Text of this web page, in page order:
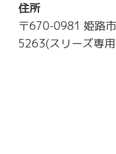
住所
〒670-0981 姫路
5263(スリーズ専用